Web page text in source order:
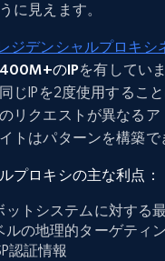
に見えます。
ジデンシャルプロキシ
のIPを有してい
じIPを2度使用するこ
リクエストが異なる
トはパターンを構築で
プロキシの主な利点：
ットシステムに対する
ルの地理的ターゲティ
認証情報